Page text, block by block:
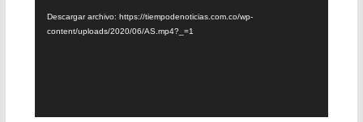
Descargar archivo: https://tiempodenoticias.com.co/wp-
content/uploads/2020/06/AS.mp4?_=1